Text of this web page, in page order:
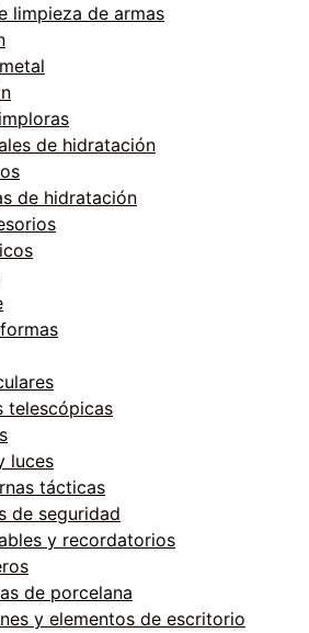
limpieza de armas
de hidratación
de hidratación
telescópicas
luces
tácticas
de seguridad
y recordatorios
de porcelana
y elementos de escritorio